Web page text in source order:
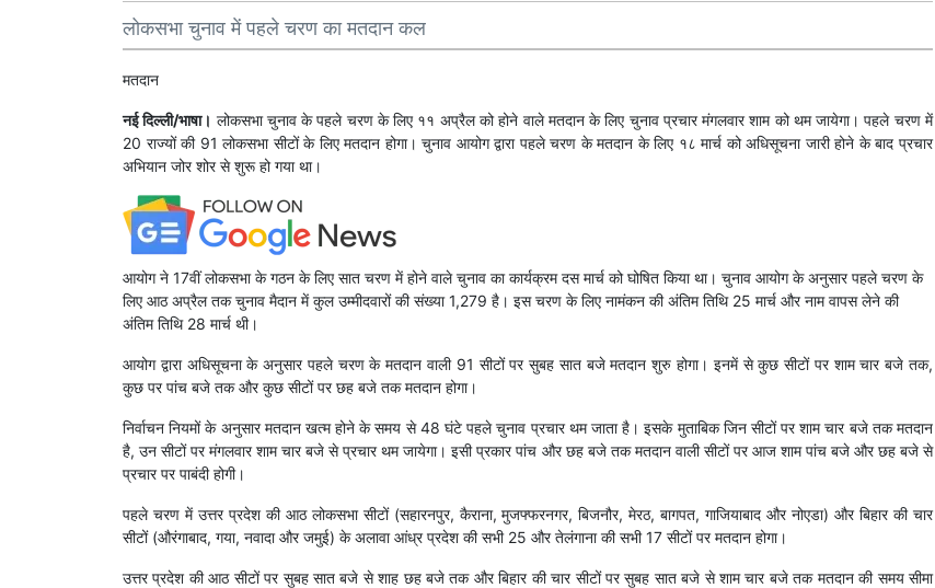
लोकसभा चुनाव में पहले चरण का मतदान कल
मतदान
नई दिल्ली/भाषा। लोकसभा चुनाव के पहले चरण के लिए ११ अप्रैल को होने वाले मतदान के लिए चुनाव प्रचार मंगलवार शाम को थम जायेगा। पहले चरण में
20 राज्यों की 91 लोकसभा सीटों के लिए मतदान होगा। चुनाव आयोग द्वारा पहले चरण के मतदान के लिए १८ मार्च को अधिसूचना जारी होने के बाद प्रचार
अभियान जोर शोर से शुरू हो गया था।
आयोग ने 17वीं लोकसभा के गठन के लिए सात चरण में होने वाले चुनाव का कार्यक्रम दस मार्च को घोषित किया था। चुनाव आयोग के अनुसार पहले चरण के
लिए आठ अप्रैल तक चुनाव मैदान में कुल उम्मीदवारों की संख्या 1,279 है। इस चरण के लिए नामंकन की अंतिम तिथि 25 मार्च और नाम वापस लेने की
अंतिम तिथि 28 मार्च थी।
आयोग द्वारा अधिसूचना के अनुसार पहले चरण के मतदान वाली 91 सीटों पर सुबह सात बजे मतदान शुरु होगा। इनमें से कुछ सीटों पर शाम चार बजे तक,
कुछ पर पांच बजे तक और कुछ सीटों पर छह बजे तक मतदान होगा।
निर्वाचन नियमों के अनुसार मतदान खत्म होने के समय से 48 घंटे पहले चुनाव प्रचार थम जाता है। इसके मुताबिक जिन सीटों पर शाम चार बजे तक मतदान
है, उन सीटों पर मंगलवार शाम चार बजे से प्रचार थम जायेगा। इसी प्रकार पांच और छह बजे तक मतदान वाली सीटों पर आज शाम पांच बजे और छह बजे से
प्रचार पर पाबंदी होगी।
पहले चरण में उत्तर प्रदेश की आठ लोकसभा सीटों (सहारनपुर, कैराना, मुजफ्फरनगर, बिजनौर, मेरठ, बागपत, गाजियाबाद और नोएडा) और बिहार की चार
सीटों (औरंगाबाद, गया, नवादा और जमुई) के अलावा आंध्र प्रदेश की सभी 25 और तेलंगाना की सभी 17 सीटों पर मतदान होगा।
उत्तर प्रदेश की आठ सीटों पर सुबह सात बजे से शाह छह बजे तक और बिहार की चार सीटों पर सुबह सात बजे से शाम चार बजे तक मतदान की समय सीमा